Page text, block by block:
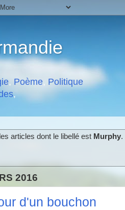
, Poème, Politique
,
articles dont le libellé est Murphy.
2016
d'un bouchon